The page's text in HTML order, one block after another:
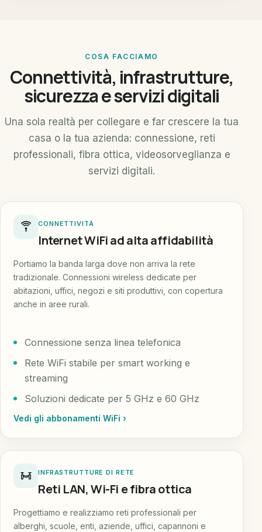
COSA FACCIAMO
Connettività, infrastrutture,
sicurezza e servizi digitali
Una sola realtà per collegare e far crescere la tua
casa o la tua azienda: connessione, reti
professionali, fibra ottica, videosorveglianza e
servizi digitali.
CONNETTIVITÀ
Internet WiFi ad alta affidabilità
Portiamo la banda larga dove non arriva la rete
tradizionale. Connessioni wireless dedicate per
abitazioni, uffici, negozi e siti produttivi, con copertura
anche in aree rurali.
Connessione senza linea telefonica
Rete WiFi stabile per smart working e
streaming
Soluzioni dedicate per 5 GHz e 60 GHz
Vedi gli abbonamenti WiFi ›
INFRASTRUTTURE DI RETE
Reti LAN, Wi-Fi e fibra ottica
Progettiamo e realizziamo reti professionali per
alberghi, scuole, enti, aziende, uffici, capannoni e